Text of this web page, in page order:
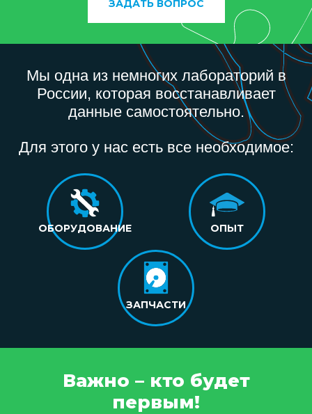
ЗАДАТЬ ВОПРОС
Мы одна из немногих лабораторий в
России, которая восстанавливает
данные самостоятельно.
Для этого у нас есть все необходимое:
ОБОРУДОВАНИЕ ОПЫТ
ЗАПЧАСТИ
Важно – кто будет
первым!